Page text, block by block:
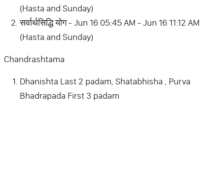
(Hasta and Sunday)
सर्वार्थसिद्धि योग - Jun 16 05:45 AM - Jun 16 11:12 AM
(Hasta and Sunday)
Chandrashtama
Dhanishta Last 2 padam, Shatabhisha , Purva
Bhadrapada First 3 padam